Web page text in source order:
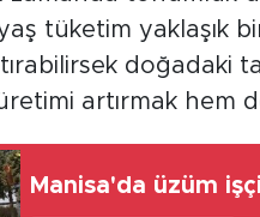
tüketim yaklaşık
doğadaki
artırmak hem
Manisa'da üzüm